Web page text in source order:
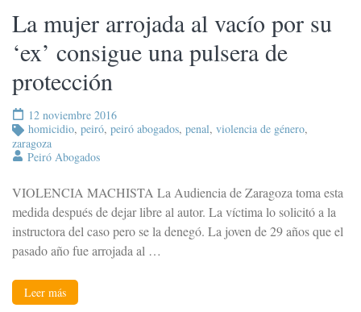
La mujer arrojada al vacío por su
‘ex’ consigue una pulsera de
protección
12 noviembre 2016
homicidio, peiró, peiró abogados, penal, violencia de género,
zaragoza
Peiró Abogados
VIOLENCIA MACHISTA La Audiencia de Zaragoza toma esta
medida después de dejar libre al autor. La víctima lo solicitó a la
instructora del caso pero se la denegó. La joven de 29 años que el
pasado año fue arrojada al …
Leer más